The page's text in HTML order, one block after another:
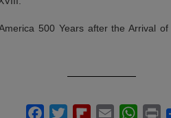
500 Years after the Arrival